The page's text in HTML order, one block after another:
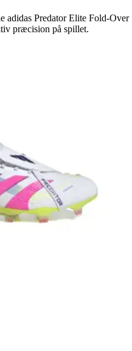
adidas Predator Elite Fold-Over
præcision på spillet.